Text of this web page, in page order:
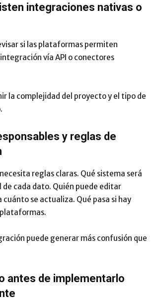
integraciones nativas o
si las plataformas permiten
vía API o conectores
la complejidad del proyecto y el tipo de
y reglas de
reglas claras. Qué sistema será
de cada dato. Quién puede editar
se actualiza. Qué pasa si hay
puede generar más confusión que
antes de implementarlo